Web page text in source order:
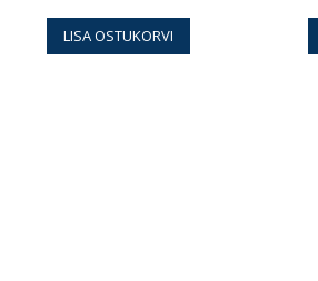
LISA OSTUKORVI